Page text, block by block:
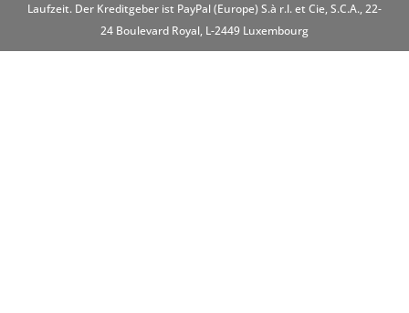
Laufzeit. Der Kreditgeber ist PayPal (Europe) S.à r.l. et Cie, S.C.A., 22-
24 Boulevard Royal, L-2449 Luxembourg